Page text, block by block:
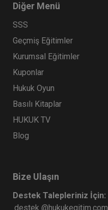
360 TL
Diğer Menü
SSS
Geçmiş Eğitimler
Kurumsal Eğitimler
Kuponlar
Hukuk Oyun
Basılı Kitaplar
HUKUK TV
Blog
Bize Ulaşın
Destek Talepleriniz İçin:
destek @hukukegitim.com